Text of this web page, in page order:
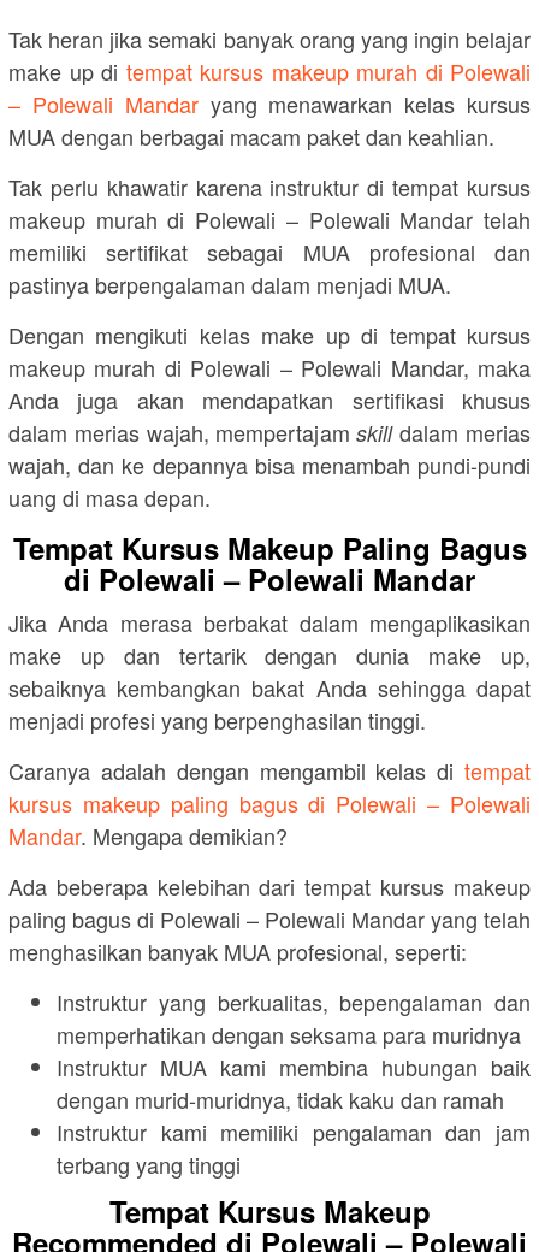
Tak heran jika semaki banyak orang yang ingin belajar
make up di tempat kursus makeup murah di Polewali
– Polewali Mandaryang menawarkan kelas kursus
MUA dengan berbagai macam paket dan keahlian.
Tak perlu khawatir karena instruktur di tempat kursus
makeup murah di Polewali – Polewali Mandar telah
memiliki sertifikat sebagai MUA profesional dan
pastinya berpengalaman dalam menjadi MUA.
Dengan mengikuti kelas make up di tempat kursus
makeup murah di Polewali – Polewali Mandar, maka
Anda juga akan mendapatkan sertifikasi khusus
dalam merias wajah, mempertajamskilldalam merias
wajah, dan ke depannya bisa menambah pundi-pundi
uang di masa depan.
Tempat Kursus Makeup Paling Bagus
di Polewali – Polewali Mandar
Jika Anda merasa berbakat dalam mengaplikasikan
make up dan tertarik dengan dunia make up,
sebaiknya kembangkan bakat Anda sehingga dapat
menjadi profesi yang berpenghasilan tinggi.
Caranya adalah dengan mengambil kelas di tempat
kursus makeup paling bagus di Polewali – Polewali
Mandar. Mengapa demikian?
Ada beberapa kelebihan dari tempat kursus makeup
paling bagus di Polewali – Polewali Mandar yang telah
menghasilkan banyak MUA profesional, seperti:
Instruktur yang berkualitas, bepengalaman dan
memperhatikan dengan seksama para muridnya
Instruktur MUA kami membina hubungan baik
dengan murid-muridnya, tidak kaku dan ramah
Instruktur kami memiliki pengalaman dan jam
terbang yang tinggi
Tempat Kursus Makeup
Recommended di Polewali – Polewali